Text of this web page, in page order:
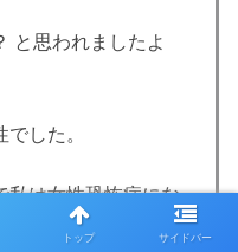
と思われましたよ
した。
私は女性恐怖症にな
トップ サイドバー